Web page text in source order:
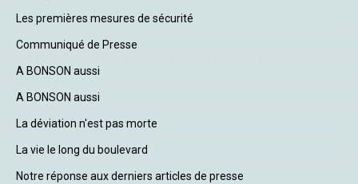
Les premières mesures de sécurité
Communiqué de Presse
A BONSON aussi
A BONSON aussi
La déviation n'est pas morte
La vie le long du boulevard
Notre réponse aux derniers articles de presse